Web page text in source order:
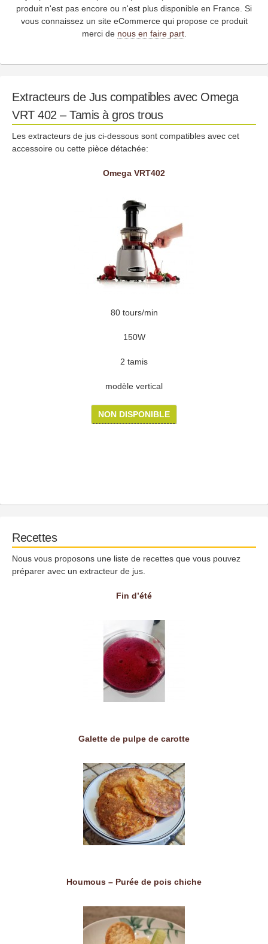
produit n'est pas encore ou n'est plus disponible en France. Si
vous connaissez un site eCommerce qui propose ce produit
merci de nous en faire part.
Extracteurs de Jus compatibles avec Omega
VRT 402 – Tamis à gros trous
Les extracteurs de jus ci-dessous sont compatibles avec cet
accessoire ou cette pièce détachée:
Omega VRT402
80 tours/min
150W
2 tamis
modèle vertical
NON DISPONIBLE
Recettes
Nous vous proposons une liste de recettes que vous pouvez
préparer avec un extracteur de jus.
Fin d’été
Galette de pulpe de carotte
Houmous – Purée de pois chiche